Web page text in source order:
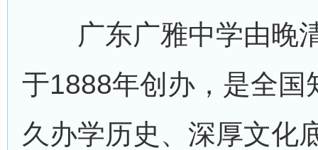
广东广雅中学由晚清
于1888年创办，是全国
久办学历史、深厚文化